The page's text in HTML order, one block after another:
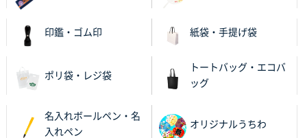
100枚
前回同様、安心できるから
茨城県G社様
300枚
何度か注文していて、満足していたから
印鑑・ゴム印 紙袋・手提げ袋
ポリ袋・レジ袋
トートバッグ・エコバ
ッグ
名入れボールペン・名
入れペン
オリジナルうちわ